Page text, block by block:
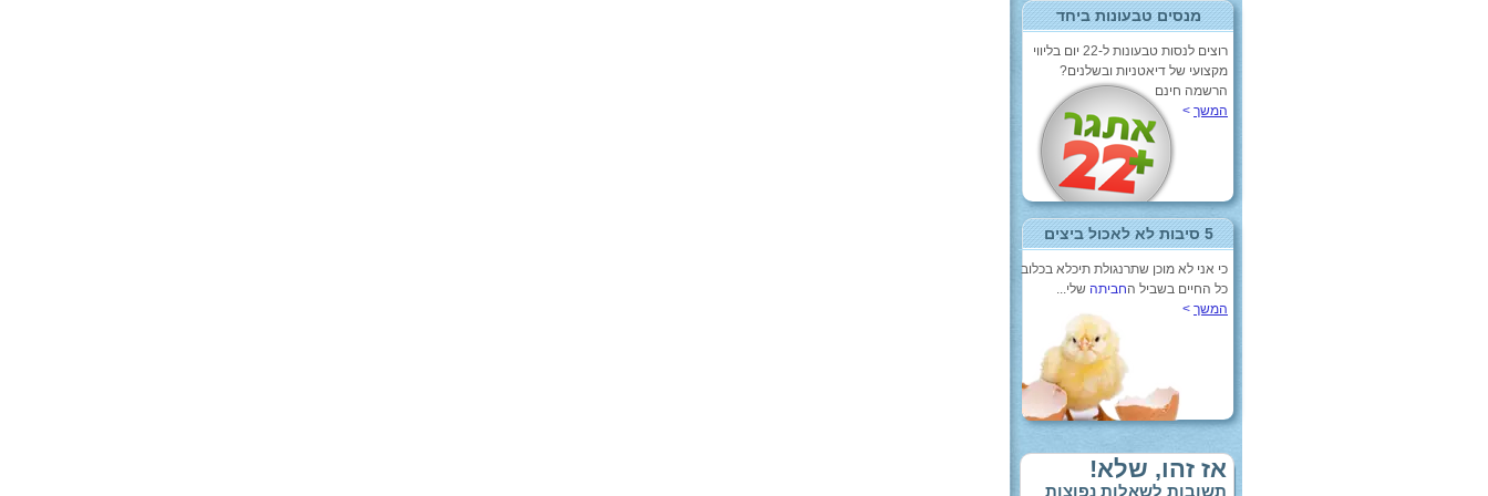
מנסים טבעונות ביחד
רוצים לנסות טבעונות ל-22 יום בליווי
מקצועי של דיאטניות ובשלנים?
הרשמה חינם
המשך >
5 סיבות לא לאכול ביצים
כי אני לא מוכן שתרנגולת תיכלא בכלוב
כל החיים בשביל החביתה שלי...
המשך >
אז זהו, שלא!
תשובות לשאלות נפוצות